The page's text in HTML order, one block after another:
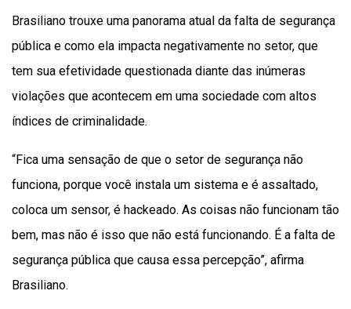
Brasiliano trouxe uma panorama atual da falta de segurança
pública e como ela impacta negativamente no setor, que
tem sua efetividade questionada diante das inúmeras
violações que acontecem em uma sociedade com altos
índices de criminalidade.
“Fica uma sensação de que o setor de segurança não
funciona, porque você instala um sistema e é assaltado,
coloca um sensor, é hackeado. As coisas não funcionam tão
bem, mas não é isso que não está funcionando. É a falta de
segurança pública que causa essa percepção”, afirma
Brasiliano.